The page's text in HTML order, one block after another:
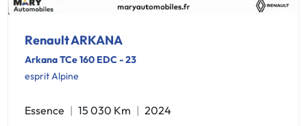
Renault ARKANA
Arkana TCe 160 EDC - 23
esprit Alpine
Essence 15 030 Km
2024